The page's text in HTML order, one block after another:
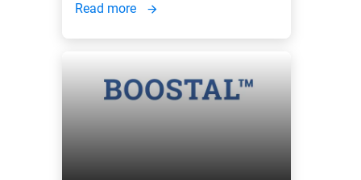
Read more